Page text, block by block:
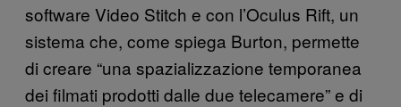
software Video Stitch e con l’Oculus Rift, un
sistema che, come spiega Burton, permette
di creare “una spazializzazione temporanea
dei filmati prodotti dalle due telecamere” e di